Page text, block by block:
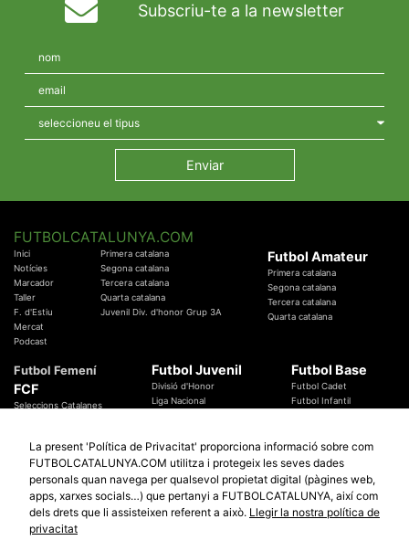
Subscriu-te a la newsletter
FUTBOLCATALUNYA.COM
Inici
Notícies
Marcador
Taller
F. d'Estiu
Mercat
Podcast
Primera catalana
Segona catalana
Tercera catalana
Quarta catalana
Juvenil Div. d'honor Grup 3A
Futbol Amateur
Primera catalana
Segona catalana
Tercera catalana
Quarta catalana
Futbol Femení
FCF
Seleccions Catalanes
Temes Federatius
Futbol Juvenil
Divisió d'Honor
Liga Nacional
Futbol Base
Futbol Cadet
Futbol Infantil
Futbol Catalunya
Promocions
Sortejos
Participació
Especials
Copa Catalunya Absoluta 2019
Copa del Rei 2019 - 2020
La present 'Política de Privacitat' proporciona informació sobre com
FUTBOLCATALUNYA.COM utilitza i protegeix les seves dades
personals quan navega per qualsevol propietat digital (pàgines web,
apps, xarxes socials…) que pertanyi a FUTBOLCATALUNYA, així com
dels drets que li assisteixen referent a això. Llegir la nostra política de
privacitat